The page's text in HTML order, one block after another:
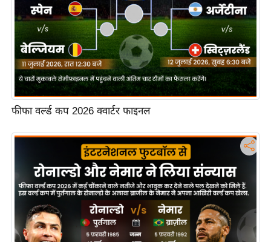
हि
मा
/
ध
र्म
स्थ
ल
व्र
हा
रा
शि
फीफा वर्ल्ड कप 2026 क्वार्टर फाइनल